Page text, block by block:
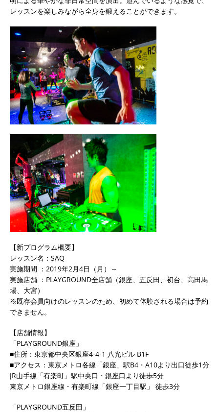
レッスンを楽しみながら全身を鍛えることができます。
【新プログラム概要】
レッスン名：SAQ
実施期間 ：2019年2月4日（月）～
実施店舗 ：PLAYGROUND全店舗（銀座、五反田、初台、高田馬
場、大宮）
※既存会員向けのレッスンのため、初めて体験される場合は予約
できません。
【店舗情報】
「PLAYGROUND銀座」
■住所：東京都中央区銀座4-4-1 八光ビル B1F
■アクセス：東京メトロ各線「銀座」駅B4・A10より出口徒歩1分
JR山手線「有楽町」駅中央口・銀座口より徒歩5分
東京メトロ銀座線・有楽町線「銀座一丁目駅」 徒歩3分
「PLAYGROUND五反田」